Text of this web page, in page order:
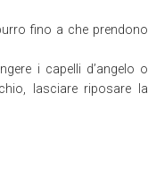
fino a che prendono
i capelli d’angelo o
lasciare riposare la